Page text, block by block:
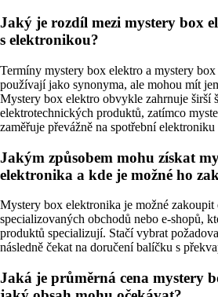
Jaký je rozdíl mezi mystery box
s elektronikou?
Termíny mystery box elektro a mystery
používají jako synonyma, ale mohou mít
Mystery box elektro obvykle zahrnuje širší
elektrotechnických produktů, zatímco
zaměřuje převážně na spotřební elektroniku
Jakým způsobem mohu získat
elektronika a kde je možné ho
Mystery box elektronika je možné
specializovaných obchodů nebo e-shopů,
produktů specializují. Stačí vybrat
následně čekat na doručení balíčku s
Jaká je průměrná cena mystery